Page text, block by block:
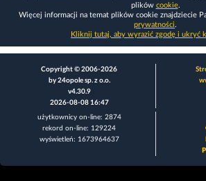
plików cookie.
Więcej informacji na temat plików cookie znajdziecie
prywatności.
Kliknij tutaj, aby wyrazić zgodę i ukryć
Copyright © 2006-2026
by 24opole sp. z o.o.
v4.30.9
2026-08-08 16:47
użytkownicy on-line: 2874
rekord on-line: 129224
wyświetleń: 1673964637